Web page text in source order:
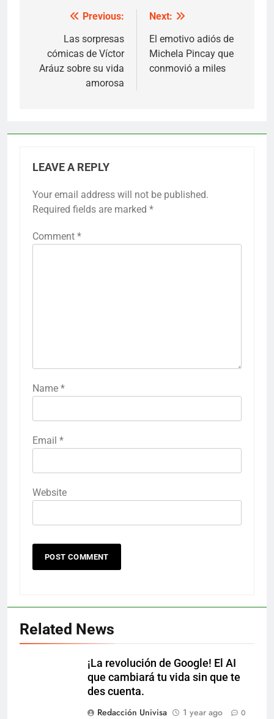
navigation
Previous:
Las sorpresas
cómicas de Víctor
Aráuz sobre su vida
amorosa
Next:
El emotivo adiós de
Michela Pincay que
conmovió a miles
LEAVE A REPLY
Your email address will not be published.
Required fields are marked *
Comment *
Name *
Email *
Website
Related News
¡La revolución de Google! El AI
que cambiará tu vida sin que te
des cuenta.
Redacción Univisa
1 year ago 0